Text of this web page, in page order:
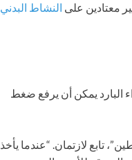
معتادين على النشاط البدني
البارد يمكن أن يرفع ضغط
تابع لازتمان. “عندما يأخذ